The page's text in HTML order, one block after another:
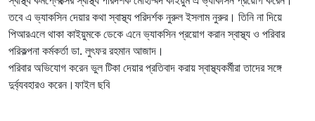
তবে এ ভ্যাকসিন দেয়ার কথা স্বাস্থ্য পরিদর্শক নুরুল ইসলাম নুরুর। তিনি না দিয়ে
পিআরএলে থাকা কাইয়ুমকে ডেকে এনে ভ্যাকসিন প্রয়োগ করান স্বাস্থ্য ও পরিবার
পরিকল্পনা কর্মকর্তা ডা. লুৎফর রহমান আজাদ।
পরিবার অভিযোগ করেন ভুল টিকা দেয়ার প্রতিবাদ করায় স্বাস্থ্যকর্মীরা তাদের সঙ্গে
দুর্ব্যবহারও করেন।ফাইল ছবি